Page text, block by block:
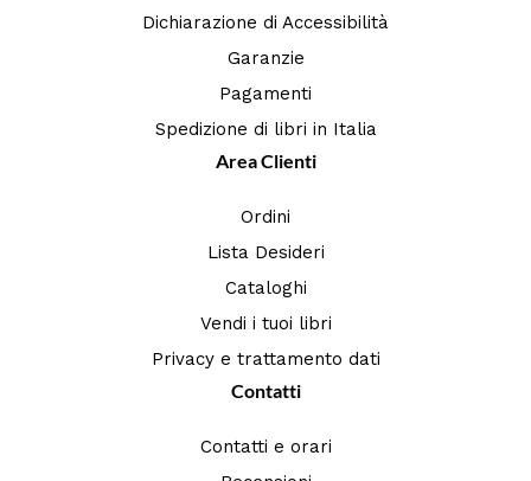
Dichiarazione di Accessibilità
Garanzie
Pagamenti
Spedizione di libri in Italia
Area Clienti
Ordini
Lista Desideri
Cataloghi
Vendi i tuoi libri
Privacy e trattamento dati
Contatti
Contatti e orari